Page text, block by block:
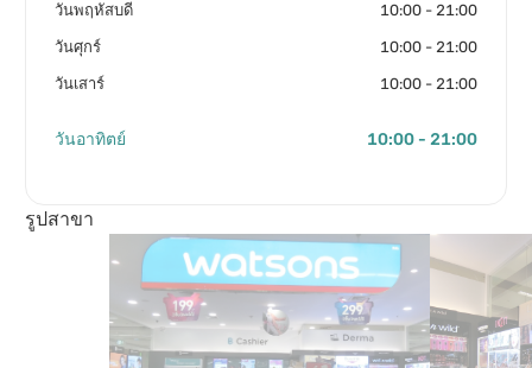
วันพฤหัสบดี 10:00 - 21:00
วันศุกร์ 10:00 - 21:00
วันเสาร์ 10:00 - 21:00
วันอาทิตย์ 10:00 - 21:00
รูปสาขา